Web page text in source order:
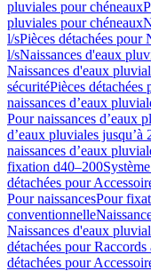
pluviales pour chéneaux
pluviales pour chéneaux
l/sPièces détachées pour
l/sNaissances d'eaux
Naissances d'eaux
sécuritéPièces
naissances d’eaux
Pour naissances d’eaux
d’eaux pluviales jusqu’à
naissances d’eaux
fixation d40–200
détachées pour
Pour naissancesPour
conventionnelle
Naissances d'eaux
détachées pour
détachées pour